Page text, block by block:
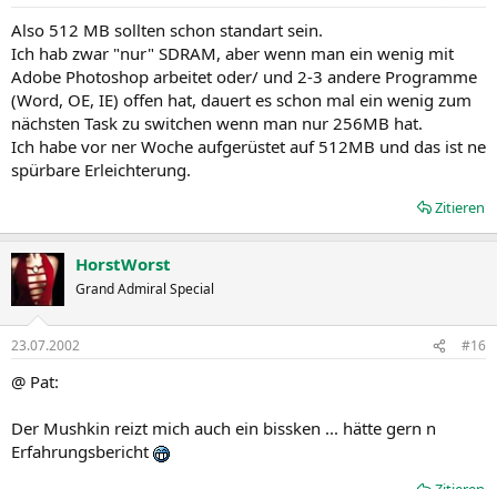
Also 512 MB sollten schon standart sein.
Ich hab zwar "nur" SDRAM, aber wenn man ein wenig mit
Adobe Photoshop arbeitet oder/ und 2-3 andere Programme
(Word, OE, IE) offen hat, dauert es schon mal ein wenig zum
nächsten Task zu switchen wenn man nur 256MB hat.
Ich habe vor ner Woche aufgerüstet auf 512MB und das ist ne
spürbare Erleichterung.
Zitieren
HorstWorst
Grand Admiral Special
23.07.2002 #16
@ Pat:
Der Mushkin reizt mich auch ein bissken ... hätte gern n
Erfahrungsbericht